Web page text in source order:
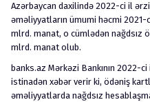
Azərbaycan daxilində 2022-ci il
əməliyyatların ümumi həcmi
mlrd. manat, o cümlədən nağdsız
mlrd. manat olub.
banks.az Mərkəzi Bankının 2022-
istinadən xəbər verir ki, ödəniş
əməliyyatlarda nağdsız